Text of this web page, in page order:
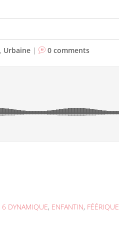
, Urbaine | 0 comments
6 DYNAMIQUE, ENFANTIN, FÉÉRIQUE